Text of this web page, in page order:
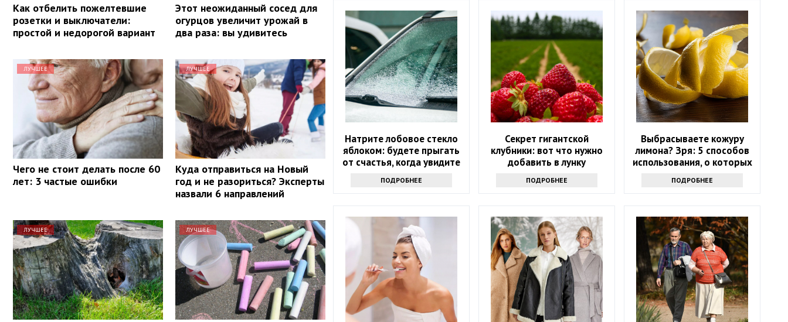
Как отбелить пожелтевшие
розетки и выключатели:
простой и недорогой вариант
Этот неожиданный сосед для
огурцов увеличит урожай в
два раза: вы удивитесь
ЛУЧШЕЕ
Чего не стоит делать после 60
лет: 3 частые ошибки
ЛУЧШЕЕ
Куда отправиться на Новый
год и не разориться? Эксперты
назвали 6 направлений
ЛУЧШЕЕ ЛУЧШЕЕ
Натрите лобовое стекло
яблоком: будете прыгать
от счастья, когда увидите
ПОДРОБНЕЕ
Секрет гигантской
клубники: вот что нужно
добавить в лунку
ПОДРОБНЕЕ
Выбрасываете кожуру
лимона? Зря: 5 способов
использования, о которых
ПОДРОБНЕЕ